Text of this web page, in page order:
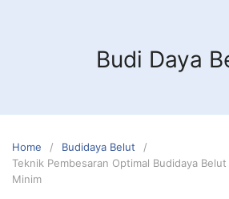
Budi Daya
Home
Budidaya Belut
Teknik Pembesaran Optimal Budidaya
Minim